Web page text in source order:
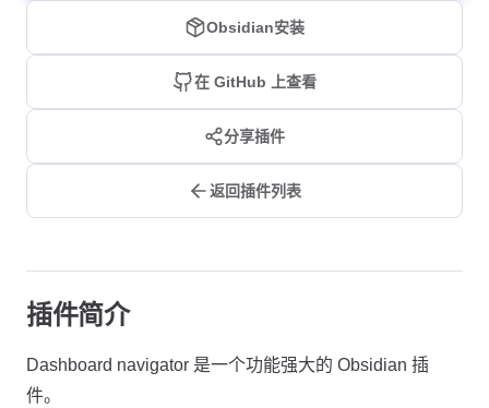
Obsidian安装
在 GitHub 上查看
分享插件
返回插件列表
插件简介
Dashboard navigator 是一个功能强大的 Obsidian 插
件。